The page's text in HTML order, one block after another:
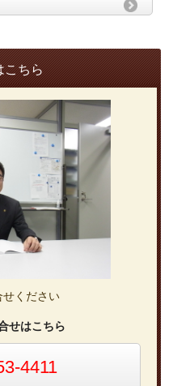
こちら
せください
せはこちら
4411